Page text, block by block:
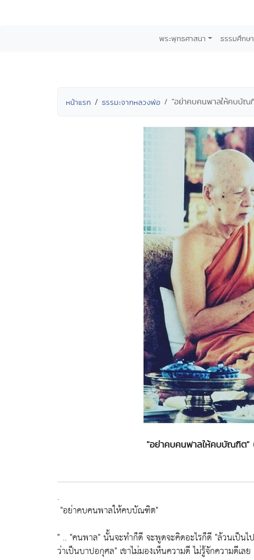
พระพุทธศาสนา ธรรมศึกษา
หน้าแรก ธรรมะจากหลวงพ่อ "อย่าคบคนพาลให้คบบัณ
"อย่าคบคนพาลให้คบบัณฑิต"
.
"อย่าคบคนพาลให้คบบัณฑิต"
" .. "คนพาล"นั้นจะทำก็ดี จะพูดจะคิดอะไรก็ดี "ล้วนเป็นไ
ว่าเป็นบาปอกุศล" เขาไม่มองเห็นความดี ไม่รู้จักความดีเ